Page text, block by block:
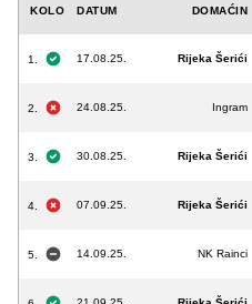
KOLO DATUM DOMAĆIN
1. 17.08.25. Rijeka Šerići
2. 24.08.25. Ingram
3. 30.08.25. Rijeka Šerići
4. 07.09.25. Rijeka Šerići
5. 14.09.25. NK Rainci